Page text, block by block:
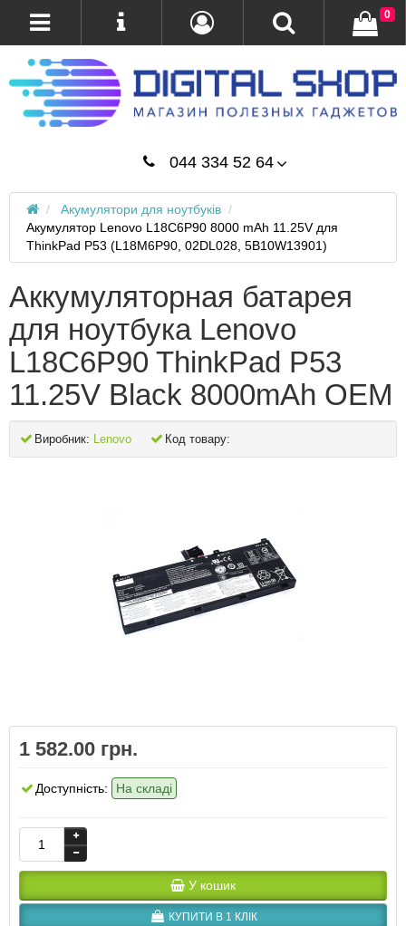
044 334 52 64
0
Акумулятори для ноутбуків
Акумулятор Lenovo L18C6P90 8000 mAh 11.25V для
ThinkPad P53 (L18M6P90, 02DL028, 5B10W13901)
Аккумуляторная батарея
для ноутбука Lenovo
L18C6P90 ThinkPad P53
11.25V Black 8000mAh OEM
Виробник: Lenovo Код товару:
1 582.00 грн.
Доступність: На складі
У кошик
КУПИТИ В 1 КЛІК